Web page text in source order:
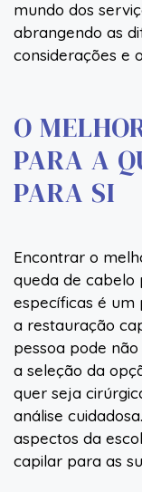
mundo dos
abrangendo as
considerações e
O
PARA A
PARA SI
Encontrar o
queda de cabelo
específicas é um
a restauração
pessoa pode
a seleção da
quer seja
análise
aspectos da
capilar para as